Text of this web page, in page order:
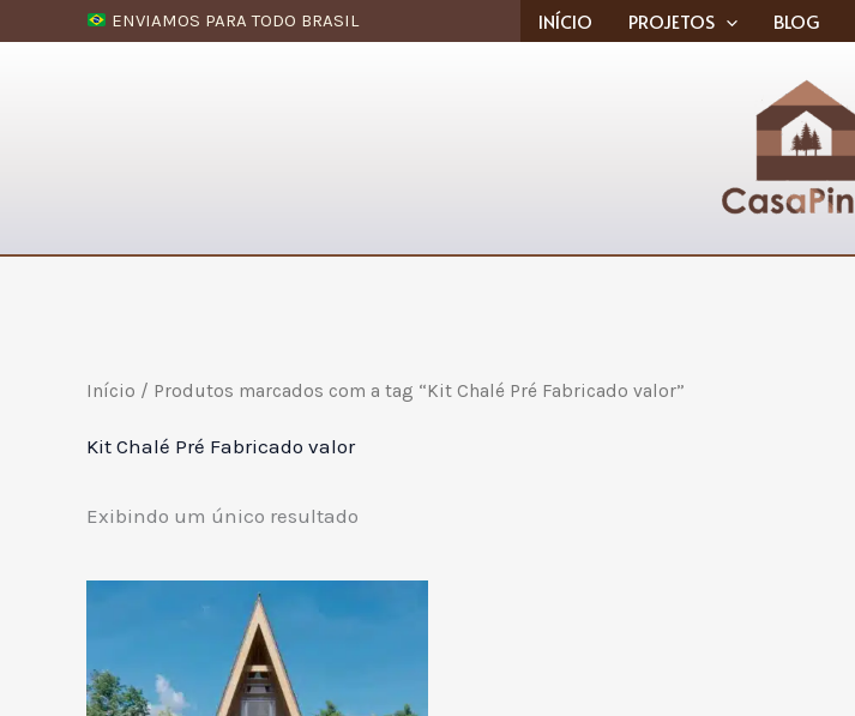
ENVIAMOS PARA TODO BRASIL INÍCIO PROJETOS BLOG
Início / Produtos marcados com a tag “Kit Chalé Pré Fabricado valor”
Kit Chalé Pré Fabricado valor
Exibindo um único resultado